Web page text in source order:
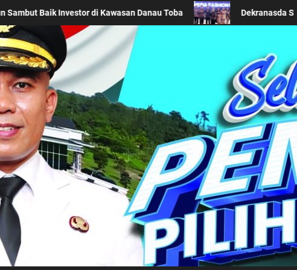
Promosikan Wastra Khas Daerah di Acara BTN Indonesia Fashion Week 2026
Simalungun